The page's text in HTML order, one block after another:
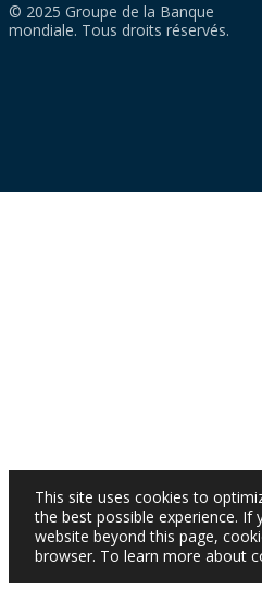
© 2025 Groupe de la Banque
mondiale. Tous droits réservés.
This site uses cookies to
the best possible experience.
website beyond this page,
browser. To learn more about